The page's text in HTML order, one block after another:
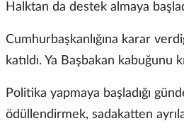
Halktan da destek almaya
Cumhurbaşkanlığına karar
katıldı. Ya Başbakan kabuğunu
Politika yapmaya başladığı
ödüllendirmek, sadakatten